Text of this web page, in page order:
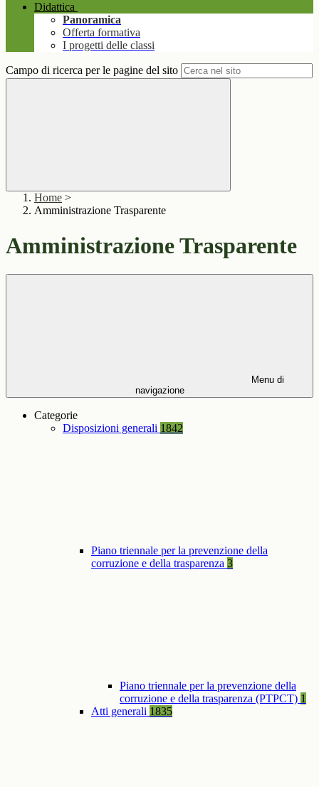
Didattica
Panoramica
Offerta formativa
I progetti delle classi
Campo di ricerca per le pagine del sito
Home >
Amministrazione Trasparente
Amministrazione Trasparente
Menu di
navigazione
Categorie
Disposizioni generali 1842
Piano triennale per la prevenzione della
corruzione e della trasparenza 3
Piano triennale per la prevenzione della
corruzione e della trasparenza (PTPCT) 1
Atti generali 1835